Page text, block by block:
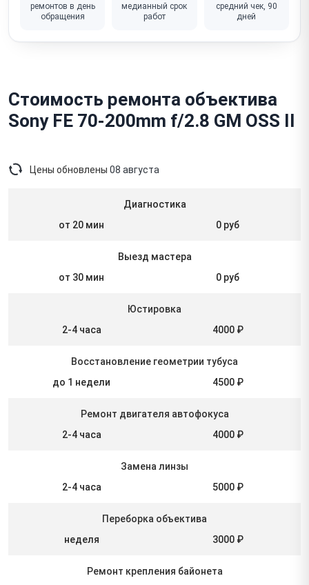
ремонтов в день
обращения
медианный срок
работ
средний чек, 90
дней
Стоимость ремонта объектива
Sony FE 70-200mm f/2.8 GM OSS II
Цены обновлены 08 августа
Диагностика
от 20 мин
0 руб
Выезд мастера
от 30 мин
0 руб
Юстировка
2-4 часа
4000 ₽
Восстановление геометрии тубуса
до 1 недели
4500 ₽
Ремонт двигателя автофокуса
2-4 часа
4000 ₽
Замена линзы
2-4 часа
5000 ₽
Переборка объектива
неделя
3000 ₽
Ремонт крепления байонета